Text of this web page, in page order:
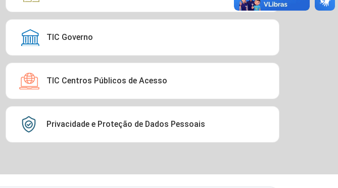
TIC Governo
TIC Centros Públicos de Acesso
Privacidade e Proteção de Dados Pessoais